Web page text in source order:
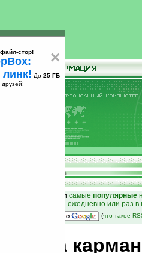
25
и самые популярные
на email ежедневно или раз
(что такое
мира
×
стор!
До 25 ГБ